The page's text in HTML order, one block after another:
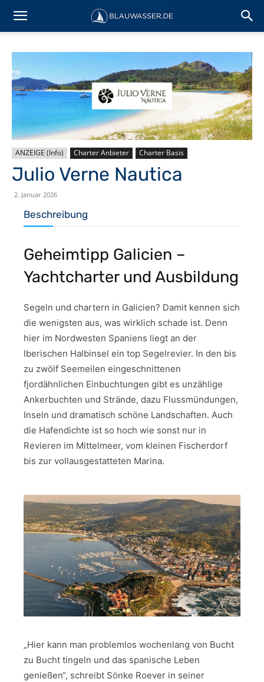
ANZEIGE (Info) Charter Anbieter Charter Basis
Julio Verne Nautica
2. Januar 2026
Beschreibung
Geheimtipp Galicien –
Yachtcharter und Ausbildung
Segeln und chartern in Galicien? Damit kennen sich
die wenigsten aus, was wirklich schade ist. Denn
hier im Nordwesten Spaniens liegt an der
Iberischen Halbinsel ein top Segelrevier. In den bis
zu zwölf Seemeilen eingeschnittenen
fjordähnlichen Einbuchtungen gibt es unzählige
Ankerbuchten und Strände, dazu Flussmündungen,
Inseln und dramatisch schöne Landschaften. Auch
die Hafendichte ist so hoch wie sonst nur in
Revieren im Mittelmeer, vom kleinen Fischerdorf
bis zur vollausgestatteten Marina.
„Hier kann man problemlos wochenlang von Bucht
zu Bucht tingeln und das spanische Leben
genießen“, schreibt Sönke Roever in seiner